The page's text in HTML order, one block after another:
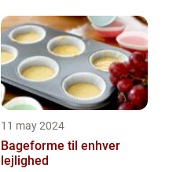
11 may 2024
Bageforme til enhver
lejlighed